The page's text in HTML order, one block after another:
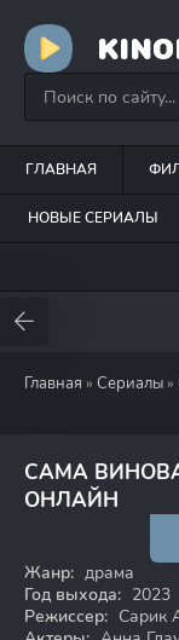
ГЛАВНАЯ
НОВЫЕ СЕРИАЛЫ
Главная » Сериалы
САМА
ОНЛАЙН
Жанр: драма
Год выхода: 2023
Режиссер: Сарик